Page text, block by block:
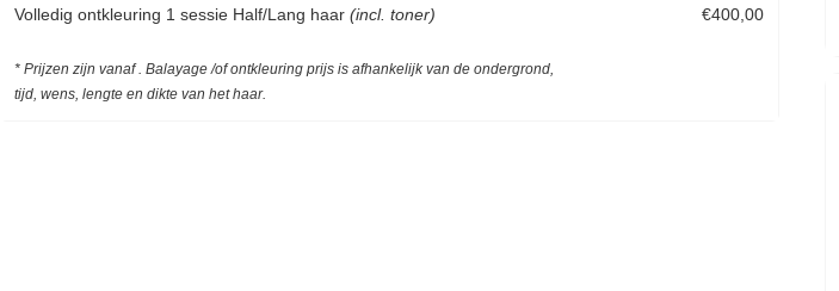
Volledig ontkleuring 1 sessie Half/Lang haar (incl. toner) €400,00
* Prijzen zijn vanaf . Balayage /of ontkleuring prijs is afhankelijk van de ondergrond,
tijd, wens, lengte en dikte van het haar.